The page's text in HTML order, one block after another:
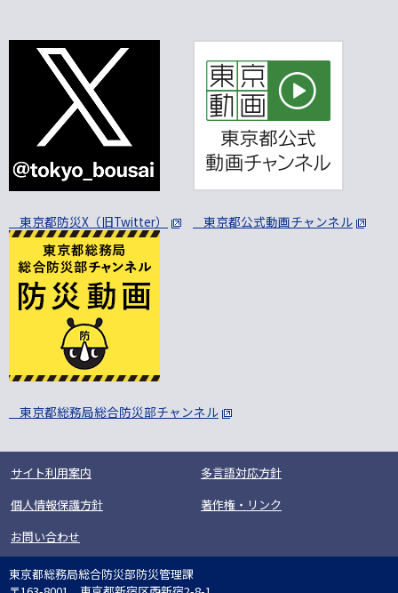
東京都防災X（旧Twitter） 東京都公式動画チャンネル
東京都総務局総合防災部チャンネル
サイト利用案内
多言語対応方針
個人情報保護方針
著作権・リンク
お問い合わせ
東京都総務局総合防災部防災管理課